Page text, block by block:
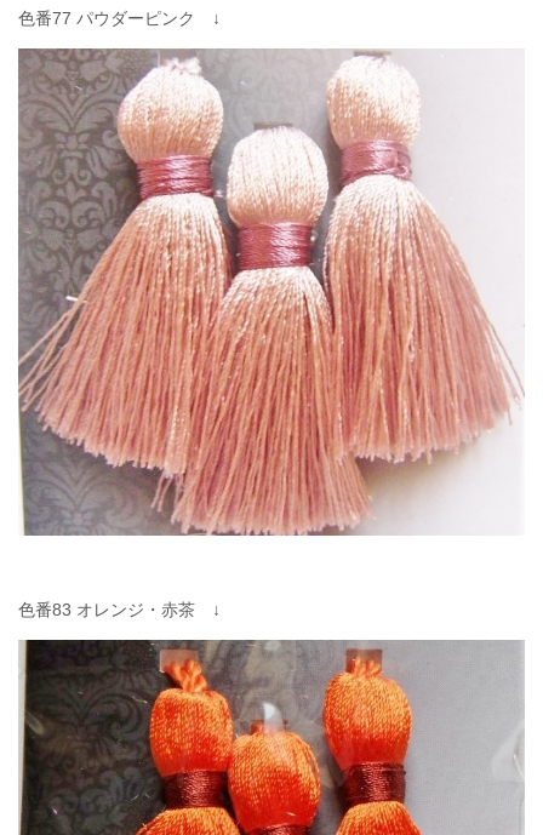
色番77 パウダーピンク ↓
色番83 オレンジ・赤茶 ↓